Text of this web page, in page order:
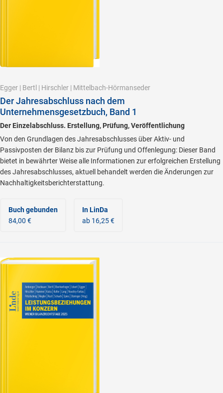
Egger | Bertl | Hirschler | Mittelbach-Hörmanseder
Der Jahresabschluss nach dem
Unternehmensgesetzbuch, Band 1
Der Einzelabschluss. Erstellung, Prüfung, Veröffentlichung
Von den Grundlagen des Jahresabschlusses über Aktiv- und
Passivposten der Bilanz bis zur Prüfung und Offenlegung: Dieser Band
bietet in bewährter Weise alle Informationen zur erfolgreichen Erstellung
des Jahresabschlusses, aktuell behandelt werden die Änderungen zur
Nachhaltigkeitsberichterstattung.
Buch gebunden
84,00 €
In LinDa
ab 16,25 €